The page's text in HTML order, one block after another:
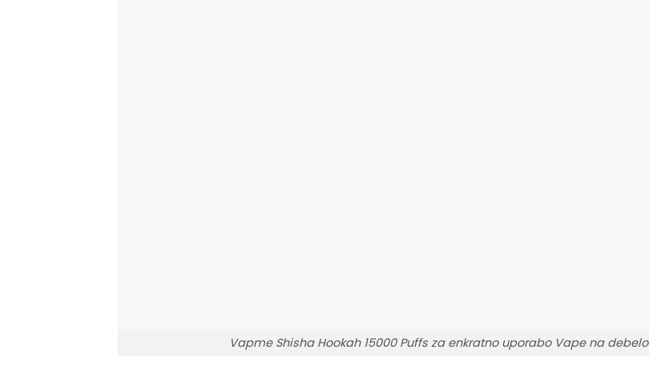
Vapme Shisha Hookah 15000 Puffs za enkratno uporabo Vape na debelo